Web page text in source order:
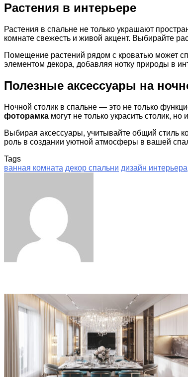
Растения в интерьере
Растения в спальне не только украшают
комнате свежесть и живой акцент. Выбирайте
Помещение растений рядом с кроватью может
элементом декора, добавляя нотку природы в
Полезные аксессуары на
Ночной столик в спальне — это не только
фоторамка могут не только украсить столик,
Выбирая аксессуары, учитывайте общий стиль
роль в создании уютной атмосферы в вашей
Tags
ванная комната декор спальни дизайн интерьера